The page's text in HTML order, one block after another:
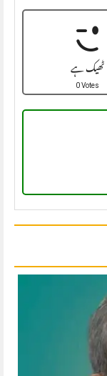
ٹھیک ہے
0 Votes